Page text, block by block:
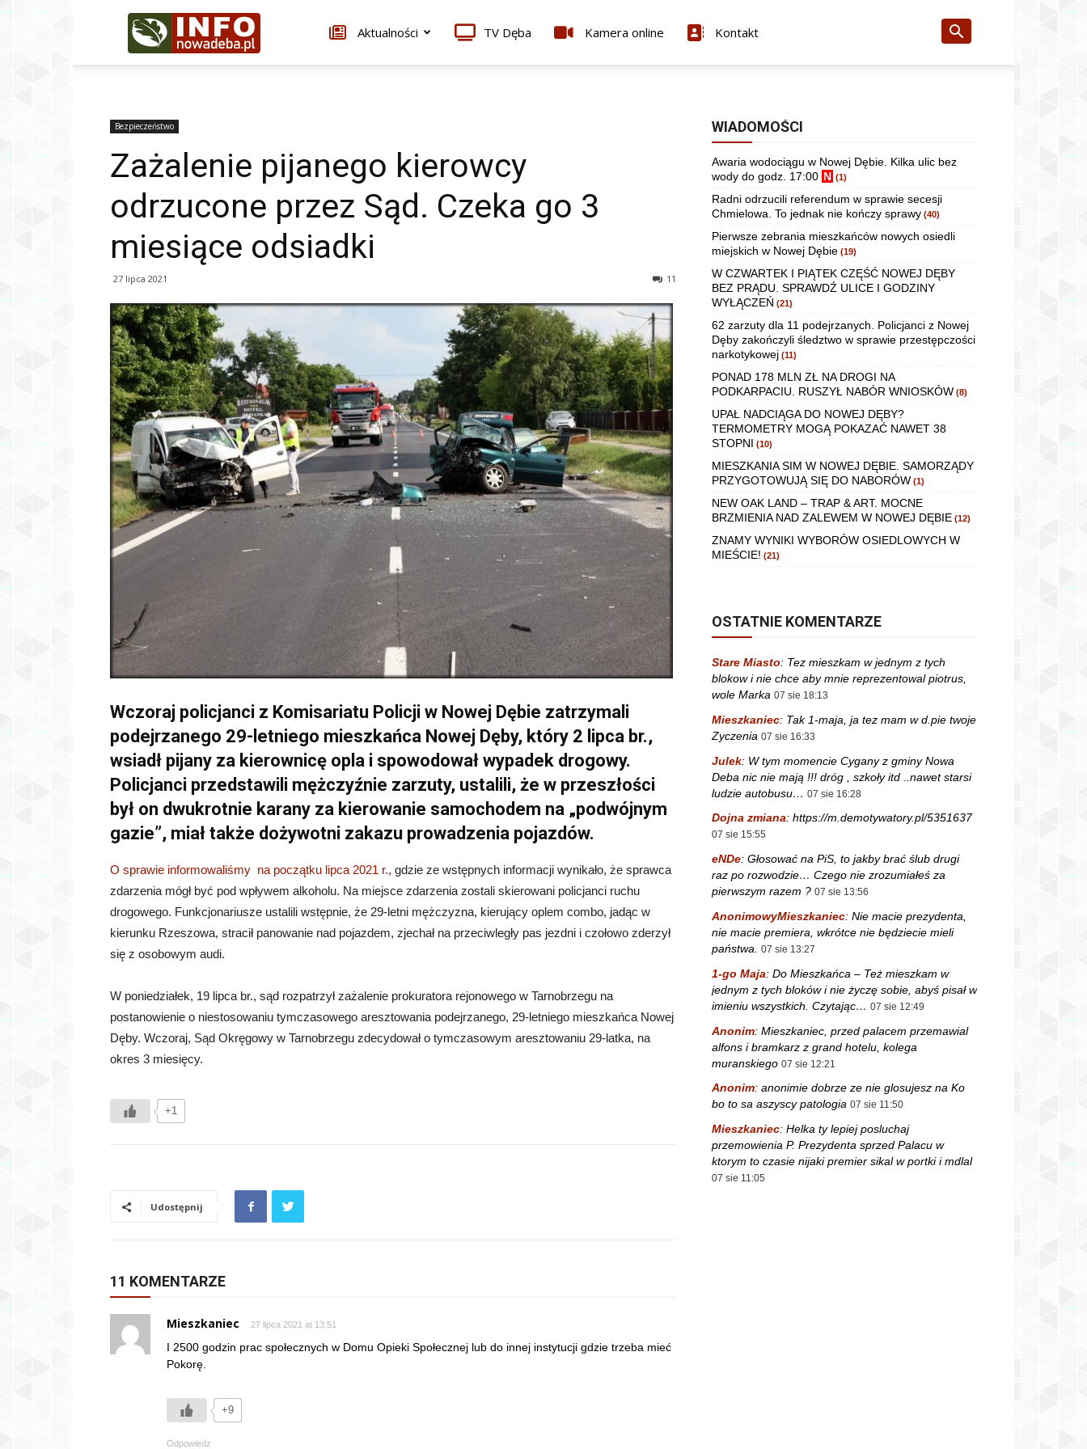
Infonowadeba.pl Aktualności TV Dęba Kamera online Kontakt
Bezpieczeństwo
Zażalenie pijanego kierowcy
odrzucone przez Sąd. Czeka go 3
miesiące odsiadki
27 lipca 2021 11
Wczoraj policjanci z Komisariatu Policji w Nowej Dębie zatrzymali
podejrzanego 29-letniego mieszkańca Nowej Dęby, który 2 lipca br.,
wsiadł pijany za kierownicę opla i spowodował wypadek drogowy.
Policjanci przedstawili mężczyźnie zarzuty, ustalili, że w przeszłości
był on dwukrotnie karany za kierowanie samochodem na „podwójnym
gazie”, miał także dożywotni zakazu prowadzenia pojazdów.
O sprawie informowaliśmy na początku lipca 2021 r., gdzie ze wstępnych informacji wynikało, że sprawca
zdarzenia mógł być pod wpływem alkoholu. Na miejsce zdarzenia zostali skierowani policjanci ruchu
drogowego. Funkcjonariusze ustalili wstępnie, że 29-letni mężczyzna, kierujący oplem combo, jadąc w
kierunku Rzeszowa, stracił panowanie nad pojazdem, zjechał na przeciwległy pas jezdni i czołowo zderzył
się z osobowym audi.
W poniedziałek, 19 lipca br., sąd rozpatrzył zażalenie prokuratora rejonowego w Tarnobrzegu na
postanowienie o niestosowaniu tymczasowego aresztowania podejrzanego, 29-letniego mieszkańca Nowej
Dęby. Wczoraj, Sąd Okręgowy w Tarnobrzegu zdecydował o tymczasowym aresztowaniu 29-latka, na
okres 3 miesięcy.
+1
Udostępnij
11 KOMENTARZE
Mieszkaniec 27 lipca 2021 at 13:51
I 2500 godzin prac społecznych w Domu Opieki Społecznej lub do innej instytucji gdzie trzeba mieć
Pokorę.
+9
Odpowiedz
WIADOMOŚCI
Awaria wodociągu w Nowej Dębie. Kilka ulic bez
wody do godz. 17:00 N (1)
Radni odrzucili referendum w sprawie secesji
Chmielowa. To jednak nie kończy sprawy (40)
Pierwsze zebrania mieszkańców nowych osiedli
miejskich w Nowej Dębie (19)
W CZWARTEK I PIĄTEK CZĘŚĆ NOWEJ DĘBY
BEZ PRĄDU. SPRAWDŹ ULICE I GODZINY
WYŁĄCZEŃ (21)
62 zarzuty dla 11 podejrzanych. Policjanci z Nowej
Dęby zakończyli śledztwo w sprawie przestępczości
narkotykowej (11)
PONAD 178 MLN ZŁ NA DROGI NA
PODKARPACIU. RUSZYŁ NABÓR WNIOSKÓW (8)
UPAŁ NADCIĄGA DO NOWEJ DĘBY?
TERMOMETRY MOGĄ POKAZAĆ NAWET 38
STOPNI (10)
MIESZKANIA SIM W NOWEJ DĘBIE. SAMORZĄDY
PRZYGOTOWUJĄ SIĘ DO NABORÓW (1)
NEW OAK LAND – TRAP & ART. MOCNE
BRZMIENIA NAD ZALEWEM W NOWEJ DĘBIE (12)
ZNAMY WYNIKI WYBORÓW OSIEDLOWYCH W
MIEŚCIE! (21)
OSTATNIE KOMENTARZE
Stare Miasto: Tez mieszkam w jednym z tych
blokow i nie chce aby mnie reprezentowal piotrus,
wole Marka 07 sie 18:13
Mieszkaniec: Tak 1-maja, ja tez mam w d.pie twoje
Zyczenia 07 sie 16:33
Julek: W tym momencie Cygany z gminy Nowa
Deba nic nie mają !!! dróg , szkoły itd ..nawet starsi
ludzie autobusu… 07 sie 16:28
Dojna zmiana: https://m.demotywatory.pl/5351637
07 sie 15:55
eNDe: Głosować na PiS, to jakby brać ślub drugi
raz po rozwodzie… Czego nie zrozumiałeś za
pierwszym razem ? 07 sie 13:56
AnonimowyMieszkaniec: Nie macie prezydenta,
nie macie premiera, wkrótce nie będziecie mieli
państwa.
07 sie 13:27
1-go Maja: Do Mieszkańca – Też mieszkam w
jednym z tych bloków i nie życzę sobie, abyś pisał w
imieniu wszystkich. Czytając… 07 sie 12:49
Anonim: Mieszkaniec, przed palacem przemawial
alfons i bramkarz z grand hotelu, kolega
muranskiego 07 sie 12:21
Anonim: anonimie dobrze ze nie glosujesz na Ko
bo to sa aszyscy patologia 07 sie 11:50
Mieszkaniec: Helka ty lepiej posluchaj
przemowienia P. Prezydenta sprzed Palacu w
ktorym to czasie nijaki premier sikal w portki i mdlal
07 sie 11:05